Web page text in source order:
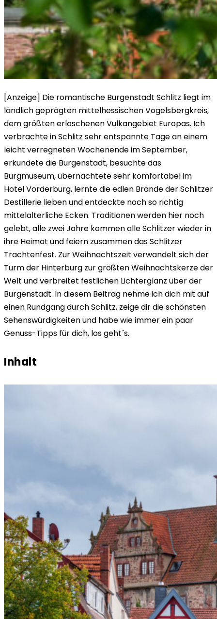
[Anzeige] Die romantische Burgenstadt Schlitz liegt im
ländlich geprägten mittelhessischen Vogelsbergkreis,
dem größten erloschenen Vulkangebiet Europas. Ich
verbrachte in Schlitz sehr entspannte Tage an einem
leicht verregneten Wochenende im September,
erkundete die Burgenstadt, besuchte das
Burgmuseum, übernachtete sehr komfortabel im
Hotel Vorderburg, lernte die edlen Brände der Schlitzer
Destillerie lieben und entdeckte noch so richtig
mittelalterliche Ecken. Traditionen werden hier noch
gelebt, alle zwei Jahre kommen alle Schlitzer wieder in
ihre Heimat und feiern zusammen das Schlitzer
Trachtenfest. Zur Weihnachtszeit verwandelt sich der
Turm der Hinterburg zur größten Weihnachtskerze der
Welt und verbreitet festlichen Lichterglanz über der
Burgenstadt. In diesem Beitrag nehme ich dich mit auf
einen Rundgang durch Schlitz, zeige dir die schönsten
Sehenswürdigkeiten und habe wie immer ein paar
Genuss-Tipps für dich, los geht´s.
Inhalt